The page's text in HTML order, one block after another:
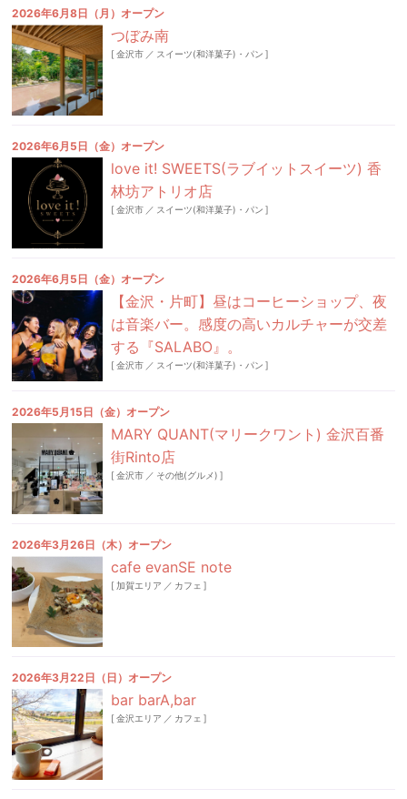
2026年6月8日（月）オープン
つぼみ南
[金沢市 ／ スイーツ(和洋菓子)・パン ]
2026年6月5日（金）オープン
love it! SWEETS(ラブイットスイーツ) 香
林坊アトリオ店
[金沢市 ／ スイーツ(和洋菓子)・パン ]
2026年6月5日（金）オープン
【金沢・片町】昼はコーヒーショップ、夜
は音楽バー。感度の高いカルチャーが交差
する『SALABO』。
[金沢市 ／ スイーツ(和洋菓子)・パン ]
2026年5月15日（金）オープン
MARY QUANT(マリークワント) 金沢百番
街Rinto店
[金沢市 ／ その他(グルメ) ]
2026年3月26日（木）オープン
cafe evanSE note
[ 加賀エリア ／ カフェ ]
2026年3月22日（日）オープン
bar barA,bar
[金沢エリア ／ カフェ ]